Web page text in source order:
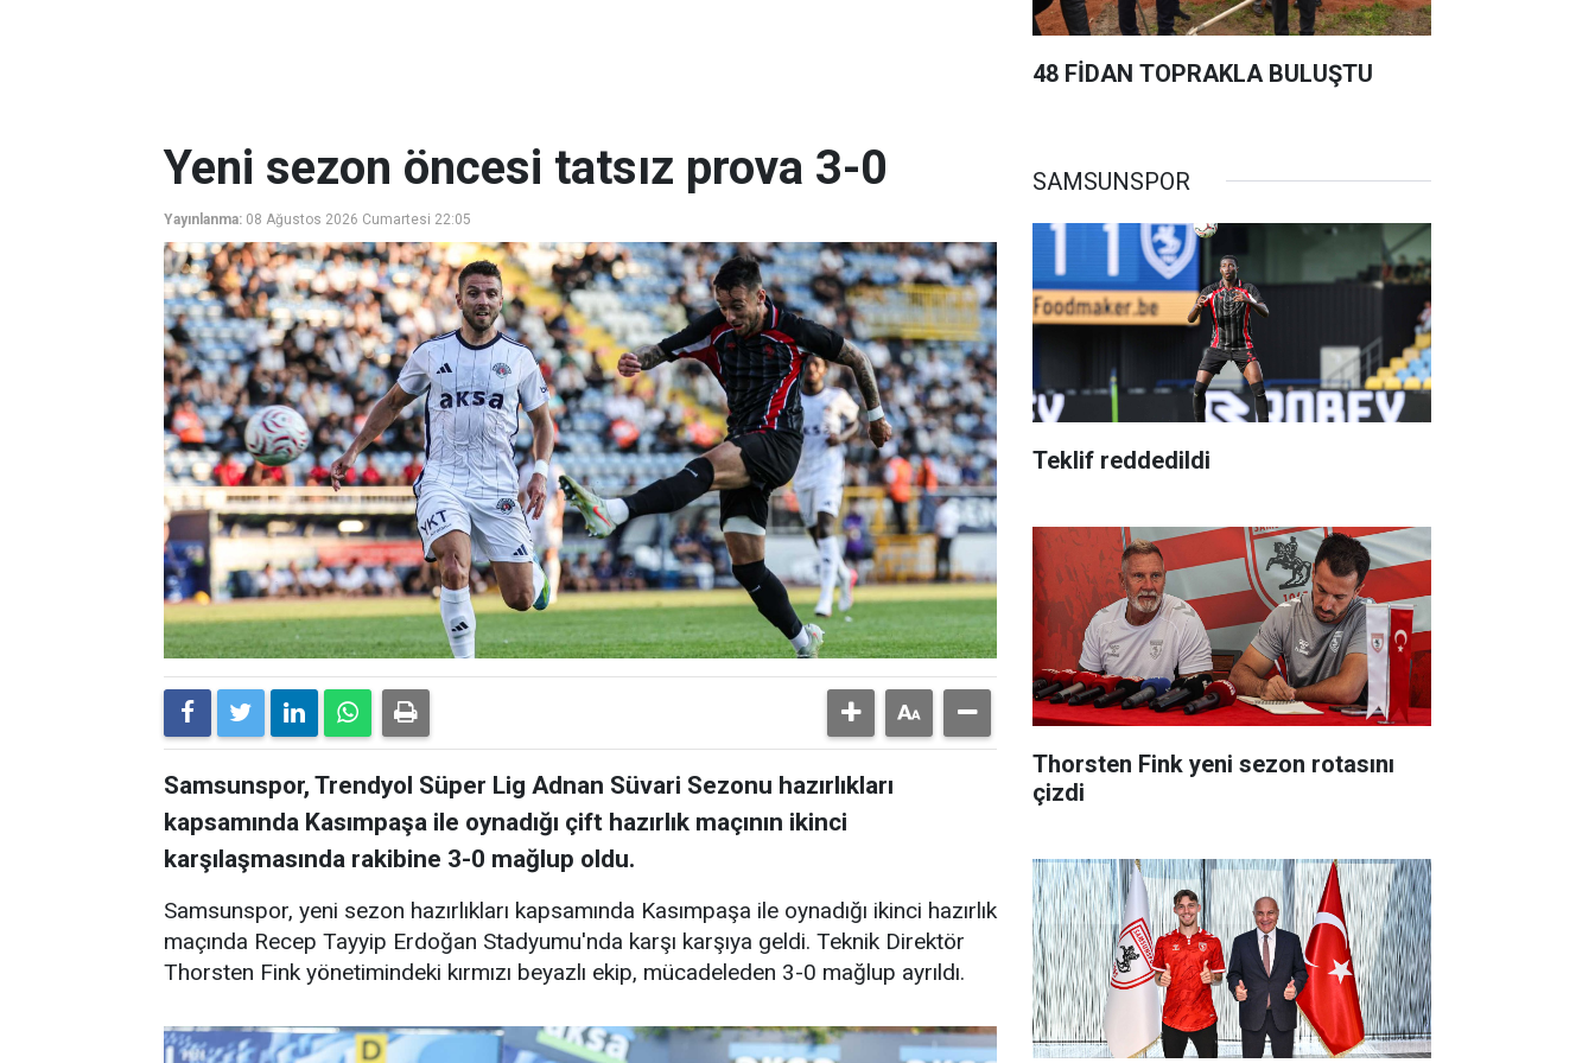
48 FİDAN TOPRAKLA BULUŞTU
Yeni sezon öncesi tatsız prova 3-0
Yayınlanma: 08 Ağustos 2026 Cumartesi 22:05
Samsunspor, Trendyol Süper Lig Adnan Süvari Sezonu hazırlıkları
kapsamında Kasımpaşa ile oynadığı çift hazırlık maçının ikinci
karşılaşmasında rakibine 3-0 mağlup oldu.
Samsunspor, yeni sezon hazırlıkları kapsamında Kasımpaşa ile oynadığı ikinci hazırlık
maçında Recep Tayyip Erdoğan Stadyumu'nda karşı karşıya geldi. Teknik Direktör
Thorsten Fink yönetimindeki kırmızı beyazlı ekip, mücadeleden 3-0 mağlup ayrıldı.
SAMSUNSPOR
Teklif reddedildi
Thorsten Fink yeni sezon rotasını
çizdi